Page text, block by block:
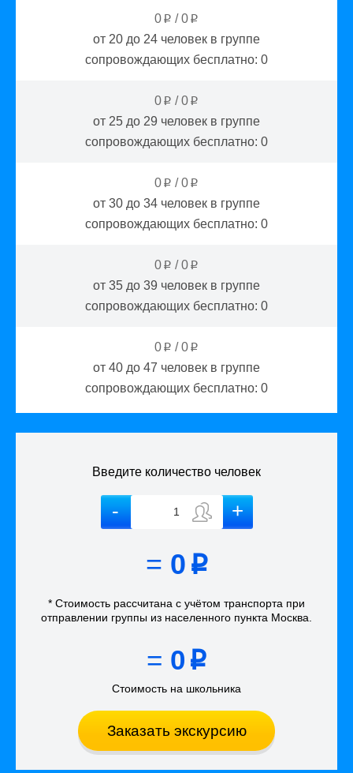
0 p /0 p
от 20 до 24 человек в группе
сопровождающих бесплатно: 0
0 p /0 p
от 25 до 29 человек в группе
сопровождающих бесплатно: 0
0 p /0 p
от 30 до 34 человек в группе
сопровождающих бесплатно: 0
0 p /0 p
от 35 до 39 человек в группе
сопровождающих бесплатно: 0
0 p /0 p
от 40 до 47 человек в группе
сопровождающих бесплатно: 0
Введите количество человек
= 0 p
* Стоимость рассчитана с учётом транспорта при
отправлении группы из населенного пункта Москва
= 0 p
Стоимость на школьника
Заказать экскурсию